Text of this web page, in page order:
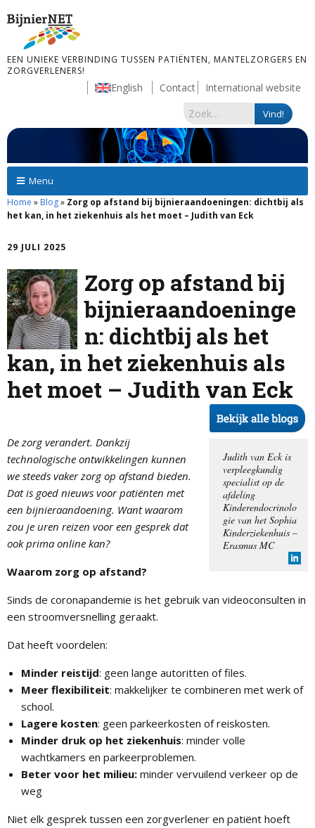
EEN UNIEKE VERBINDING TUSSEN PATIËNTEN, MANTELZORGERS EN
ZORGVERLENERS!
English Contact International website
Menu
Home » Blog» Zorg op afstand bij bijnieraandoeningen: dichtbij als
het kan, in het ziekenhuis als het moet – Judith van Eck
29 JULI 2025
Zorg op afstand bij
bijnieraandoeninge
n: dichtbij als het
kan, in het ziekenhuis als
het moet – Judith van Eck
Judith van Eck is
verpleegkundig
specialist op de
afdeling
Kinderendocrinolo
gie van het Sophia
Kinderziekenhuis –
Erasmus MC
De zorg verandert. Dankzij
technologische ontwikkelingen kunnen
we steeds vaker zorg op afstand bieden.
Dat is goed nieuws voor patiënten met
een bijnieraandoening. Want waarom
zou je uren reizen voor een gesprek dat
ook prima online kan?
Waarom zorg op afstand?
Sinds de coronapandemie is het gebruik van videoconsulten in
een stroomversnelling geraakt.
Dat heeft voordelen:
Minder reistijd: geen lange autoritten of files.
Meer flexibiliteit: makkelijker te combineren met werk of
school.
Lagere kosten: geen parkeerkosten of reiskosten.
Minder druk op het ziekenhuis: minder volle
wachtkamers en parkeerproblemen.
Beter voor het milieu: minder vervuilend verkeer op de
weg
Niet elk gesprek tussen een zorgverlener en patiënt hoeft